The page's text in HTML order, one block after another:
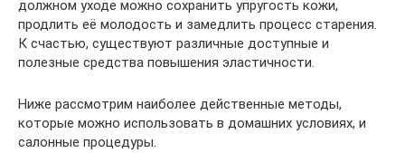
должном уходе можно сохранить упругость кожи,
продлить её молодость и замедлить процесс старения.
К счастью, существуют различные доступные и
полезные средства повышения эластичности.
Ниже рассмотрим наиболее действенные методы,
которые можно использовать в домашних условиях, и
салонные процедуры.